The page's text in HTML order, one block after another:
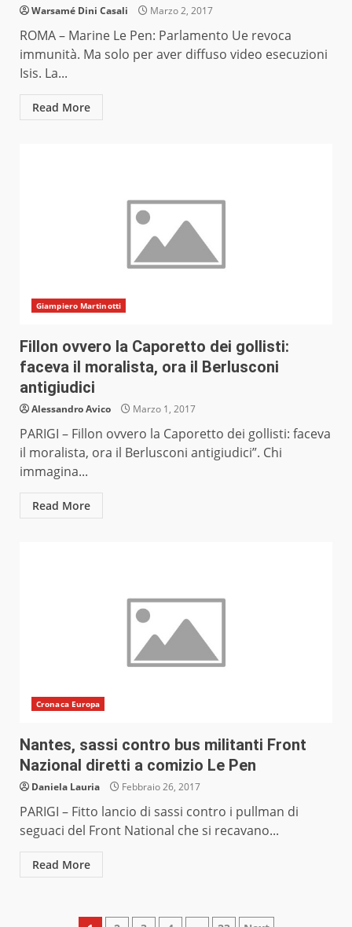
Warsamé Dini Casali Marzo 2, 2017
ROMA – Marine Le Pen: Parlamento Ue revoca
immunità. Ma solo per aver diffuso video esecuzioni
Isis. La...
Read More
Giampiero Martinotti
Fillon ovvero la Caporetto dei gollisti:
faceva il moralista, ora il Berlusconi
antigiudici
Alessandro Avico Marzo 1, 2017
PARIGI – Fillon ovvero la Caporetto dei gollisti: faceva
il moralista, ora il Berlusconi antigiudici”. Chi
immagina...
Read More
Cronaca Europa
Nantes, sassi contro bus militanti Front
Nazional diretti a comizio Le Pen
Daniela Lauria Febbraio 26, 2017
PARIGI – Fitto lancio di sassi contro i pullman di
seguaci del Front National che si recavano...
Read More